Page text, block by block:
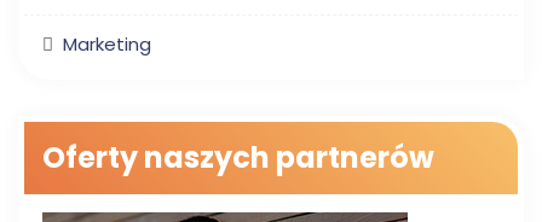
Marketing
Oferty naszych partnerów